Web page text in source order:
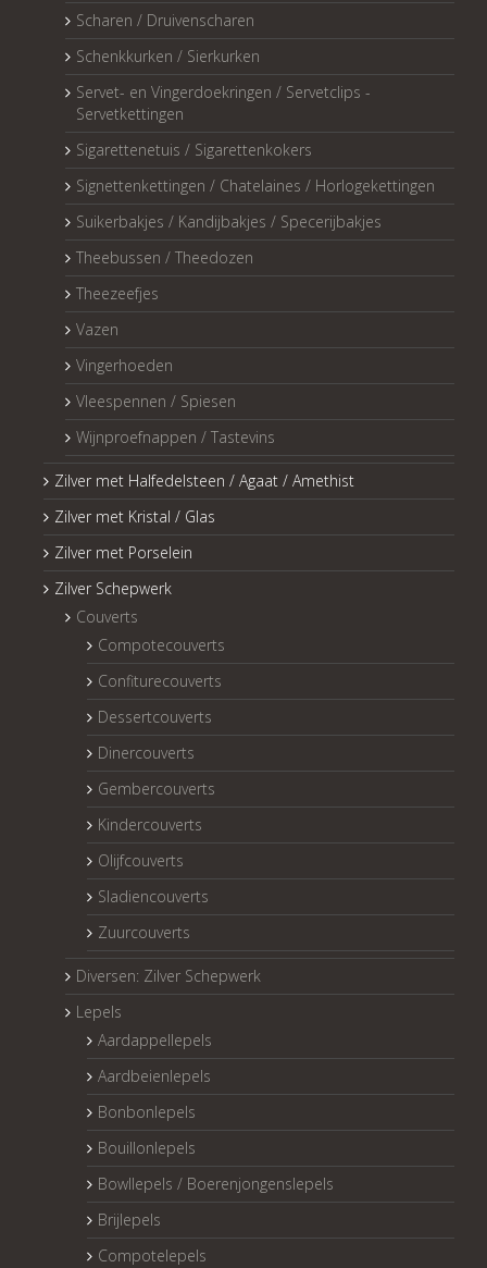
Scharen / Druivenscharen
Schenkkurken / Sierkurken
Servet- en Vingerdoekringen / Servetclips -
Servetkettingen
Sigarettenetuis / Sigarettenkokers
Signettenkettingen / Chatelaines / Horlogekettingen
Suikerbakjes / Kandijbakjes / Specerijbakjes
Theebussen / Theedozen
Theezeefjes
Vazen
Vingerhoeden
Vleespennen / Spiesen
Wijnproefnappen / Tastevins
Zilver met Halfedelsteen / Agaat / Amethist
Zilver met Kristal / Glas
Zilver met Porselein
Zilver Schepwerk
Couverts
Compotecouverts
Confiturecouverts
Dessertcouverts
Dinercouverts
Gembercouverts
Kindercouverts
Olijfcouverts
Sladiencouverts
Zuurcouverts
Diversen: Zilver Schepwerk
Lepels
Aardappellepels
Aardbeienlepels
Bonbonlepels
Bouillonlepels
Bowllepels / Boerenjongenslepels
Brijlepels
Compotelepels